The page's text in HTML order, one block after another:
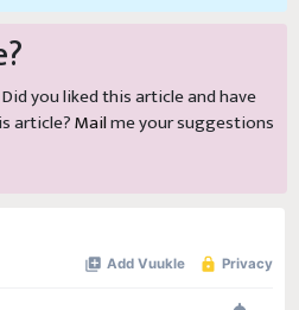
Did you liked this article and have
article?Mailme your suggestions